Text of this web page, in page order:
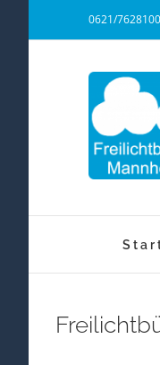
Inhalt
0621/7628100